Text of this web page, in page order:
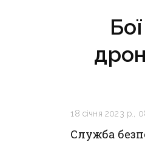
18 січня 2023 р.,
Служба